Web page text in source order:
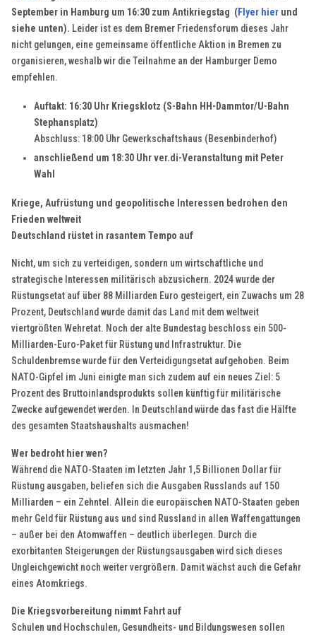
September in Hamburg um 16:30 zum Antikriegstag (Flyer hier und
siehe unten). Leider ist es dem Bremer Friedensforum dieses Jahr
nicht gelungen, eine gemeinsame öffentliche Aktion in Bremen zu
organisieren, weshalb wir die Teilnahme an der Hamburger Demo
empfehlen.
Auftakt: 16:30 Uhr Kriegsklotz (S-Bahn HH-Dammtor/U-Bahn
Stephansplatz)
Abschluss: 18:00 Uhr Gewerkschaftshaus (Besenbinderhof)
anschließend um 18:30 Uhr ver.di-Veranstaltung mit Peter
Wahl
Kriege, Aufrüstung und geopolitische Interessen bedrohen den
Frieden weltweit
Deutschland rüstet in rasantem Tempo auf
Nicht, um sich zu verteidigen, sondern um wirtschaftliche und
strategische Interessen militärisch abzusichern. 2024 wurde der
Rüstungsetat auf über 88 Milliarden Euro gesteigert, ein Zuwachs um 28
Prozent, Deutschland wurde damit das Land mit dem weltweit
viertgrößten Wehretat. Noch der alte Bundestag beschloss ein 500-
Milliarden-Euro-Paket für Rüstung und Infrastruktur. Die
Schuldenbremse wurde für den Verteidigungsetat aufgehoben. Beim
NATO-Gipfel im Juni einigte man sich zudem auf ein neues Ziel: 5
Prozent des Bruttoinlandsprodukts sollen künftig für militärische
Zwecke aufgewendet werden. In Deutschland würde das fast die Hälfte
des gesamten Staatshaushalts ausmachen!
Wer bedroht hier wen?
Während die NATO-Staaten im letzten Jahr 1,5 Billionen Dollar für
Rüstung ausgaben, beliefen sich die Ausgaben Russlands auf 150
Milliarden – ein Zehntel. Allein die europäischen NATO-Staaten geben
mehr Geld für Rüstung aus und sind Russland in allen Waffengattungen
– außer bei den Atomwaffen – deutlich überlegen. Durch die
exorbitanten Steigerungen der Rüstungsausgaben wird sich dieses
Ungleichgewicht noch weiter vergrößern. Damit wächst auch die Gefahr
eines Atomkriegs.
Die Kriegsvorbereitung nimmt Fahrt auf
Schulen und Hochschulen, Gesundheits- und Bildungswesen sollen